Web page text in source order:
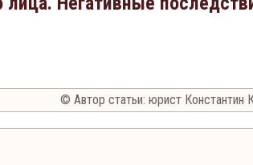
© Автор статьи: юрист Константин